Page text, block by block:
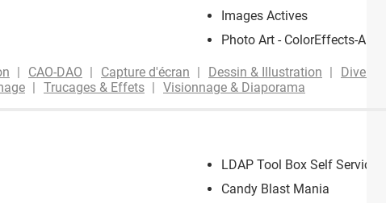
Images Actives
Photo Art - ColorEffects-
CAO-DAO Capture d'écran Dessin & Illustration
Divers
Trucages & Effets Visionnage & Diaporama
LDAP Tool Box Self Service
Candy Blast Mania